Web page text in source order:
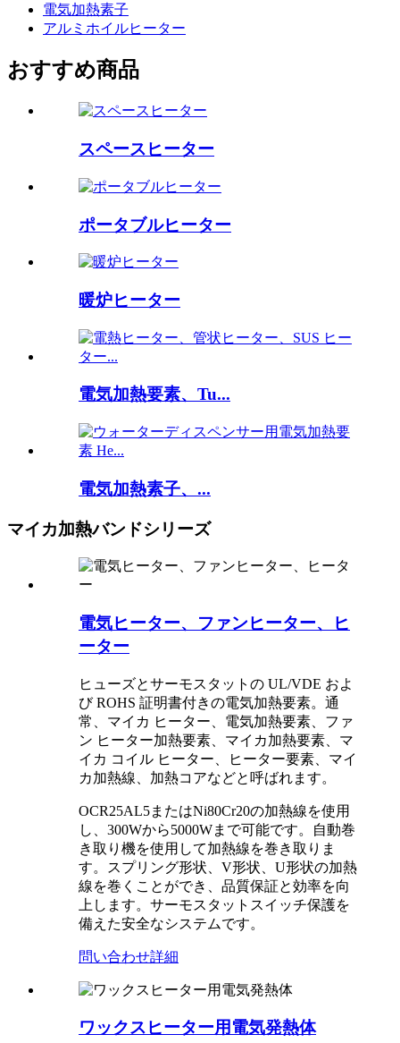
電気加熱素子
アルミホイルヒーター
おすすめ商品
スペースヒーター
ポータブルヒーター
暖炉ヒーター
電気加熱要素、Tu...
電気加熱素子、...
マイカ加熱バンドシリーズ
電気ヒーター、ファンヒーター、ヒ
ーター
ヒューズとサーモスタットの UL/VDE およ
び ROHS 証明書付きの電気加熱要素。通
常、マイカ ヒーター、電気加熱要素、ファ
ン ヒーター加熱要素、マイカ加熱要素、マ
イカ コイル ヒーター、ヒーター要素、マイ
カ加熱線、加熱コアなどと呼ばれます。
OCR25AL5またはNi80Cr20の加熱線を使用
し、300Wから5000Wまで可能です。自動巻
き取り機を使用して加熱線を巻き取りま
す。スプリング形状、V形状、U形状の加熱
線を巻くことができ、品質保証と効率を向
上します。サーモスタットスイッチ保護を
備えた安全なシステムです。
問い合わせ詳細
ワックスヒーター用電気発熱体